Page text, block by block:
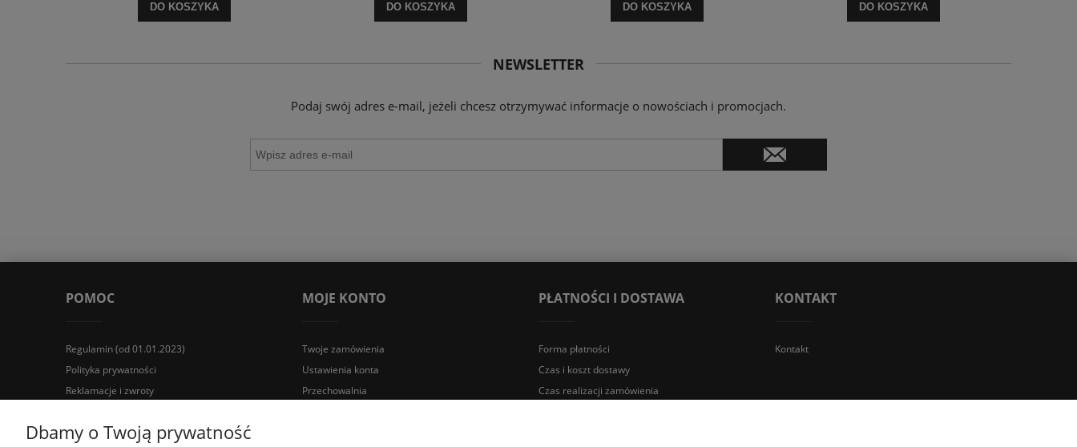
DO KOSZYKA DO KOSZYKA DO KOSZYKA DO KOSZYKA
NEWSLETTER
Podaj swój adres e-mail, jeżeli chcesz otrzymywać informacje o nowościach i promocjach.
POMOC
Regulamin (od 01.01.2023)
Polityka prywatności
Reklamacje i zwroty
MOJE KONTO
Twoje zamówienia
Ustawienia konta
Przechowalnia
PŁATNOŚCI I DOSTAWA
Forma płatności
Czas i koszt dostawy
Czas realizacji zamówienia
KONTAKT
Kontakt
Wyposażenie łazienek Łazienki.eco | Pawła 23, 41-708 Ruda Śląska | E-mail: sklep@lazienki.eco | Tel.: 600 012 164 lub 600 012 159 | TGS Przemysław Stoń | NIP: 6312213594 | REGON: 276403698
Dbamy o Twoją prywatność